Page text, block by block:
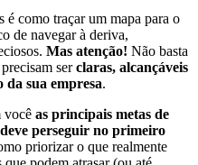
é como traçar um mapa para o
de navegar à deriva,
Mas atenção! Não basta
serclaras, alcançáveis
da sua empresa.
você as principais metas de
perseguir no primeiro
priorizar o que realmente